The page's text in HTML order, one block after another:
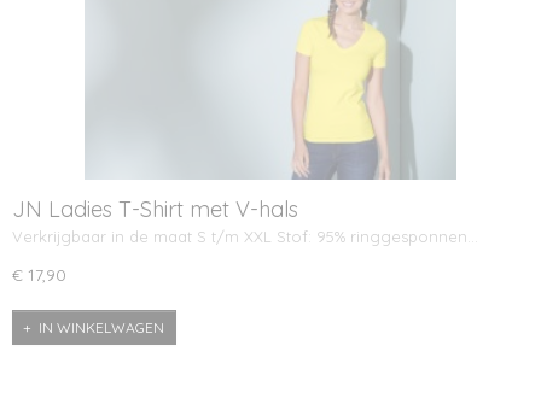
JN Ladies T-Shirt met V-hals
Verkrijgbaar in de maat S t/m XXL Stof: 95% ringgesponnen…
€ 17,90
IN WINKELWAGEN